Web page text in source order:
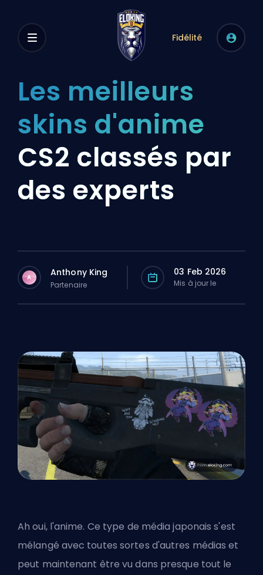
Fidélité
Les meilleurs
skins d'anime
CS2 classés par
des experts
A Anthony King
Partenaire
03 Feb 2026
Mis à jour le
Ah oui, l'anime. Ce type de média japonais s'est
mélangé avec toutes sortes d'autres médias et
peut maintenant être vu dans presque tout le